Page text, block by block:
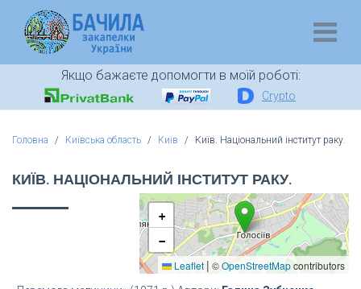
Якщо бажаєте допомогти в моїй роботі:
Crypto
Головна Київська область Київ Київ. Національний інститут раку.
КИЇВ. НАЦІОНАЛЬНИЙ ІНСТИТУТ РАКУ.
+
−
Leaflet | ©OpenStreetMapcontributors